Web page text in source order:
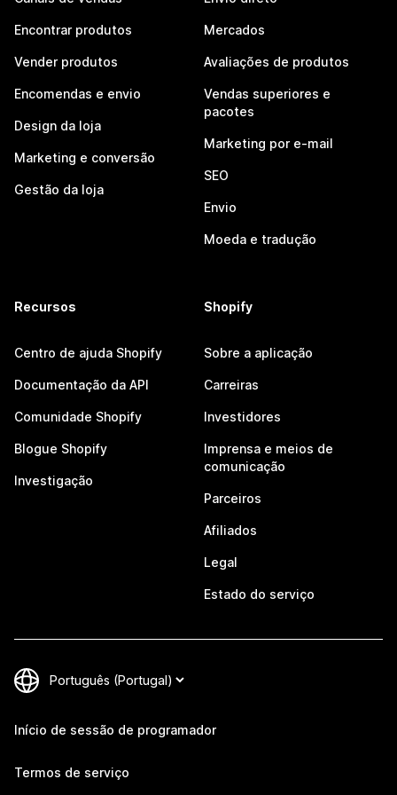
Encontrar produtos
Vender produtos
Encomendas e envio
Design da loja
Marketing e conversão
Gestão da loja
Mercados
Avaliações de produtos
Vendas superiores e
pacotes
Marketing por e-mail
SEO
Envio
Moeda e tradução
Recursos
Centro de ajuda Shopify
Documentação da API
Comunidade Shopify
Blogue Shopify
Investigação
Shopify
Sobre a aplicação
Carreiras
Investidores
Imprensa e meios de
comunicação
Parceiros
Afiliados
Legal
Estado do serviço
Início de sessão de programador
Termos de serviço